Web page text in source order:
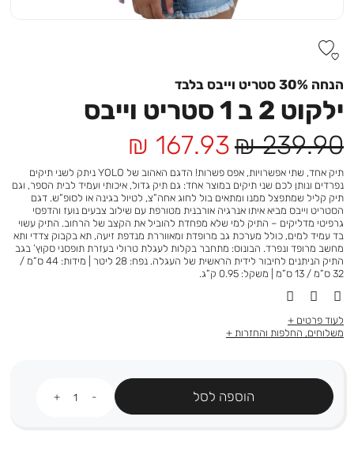
הנחה 30% סטריט וייבס בלבד
ילקוט 2 ב 1 סטריט וייבס
מחיר
מוצר
167.93 ₪
מחיר
רגיל
239.90 ₪
תיק אחד, שתי אפשרויות, אפס פשרות! הדגם האהוב של YOLO ניתק לשני תיקים
נפרדים ונותן לכם שני תיקים במוצר אחד: גם תיק גדול, איכותי ועמיד לבית הספר, וגם
תיק קליל שמתפצל ממנו ומתאים בול לחוג אחה”צ, לטיול בגינה או לסופ”ש. דגם
הסטריט וייבס מביא איתו אנרגיה אורבנית מטורפת עם שילוב צבעים נועז והדפסי
גרפיטי מדליקים – התיק למי שלא מפחדת להוביל את הקצב של הרחוב. התיק עשוי
בד עמיד למים, כולל מערכת גב מרופדת ומאווררת מנדפת זיעה, תא בקבוק צדדי ותא
מחשב מרופד ונפרד. הבונוס: מתחבר בקלות לעגלת טרולי בעזרת תופסני סקוץ’ בגב
התיק הניתנים לחיבור לידית הראשית של העגלה. נפח: 28 ליטר | מידות: 44 ס”מ /
32 ס”מ / 13 ס”מ | משקל: 0.95 ק”ג.
לעוד פרטים
משלוחים, החלפות והחזרות
הוספה לסל